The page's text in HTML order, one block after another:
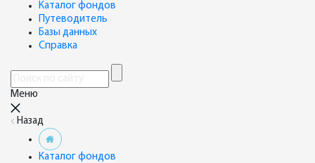
Каталог фондов
Путеводитель
Базы данных
Справка
Меню
Назад
Каталог фондов